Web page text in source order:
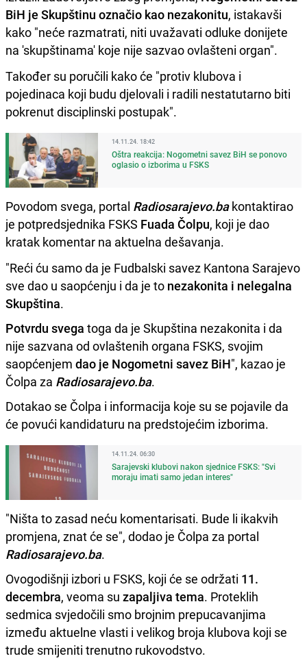
BiH je Skupštinu označio kao nezakonitu, istakavši
kako "neće razmatrati, niti uvažavati odluke donijete
na 'skupštinama' koje nije sazvao ovlašteni organ".
Također su poručili kako će "protiv klubova i
pojedinaca koji budu djelovali i radili nestatutarno biti
pokrenut disciplinski postupak".
14.11.24. 18:42
Oštra reakcija: Nogometni savez BiH se ponovo
oglasio o izborima u FSKS
Povodom svega, portal Radiosarajevo.bakontaktirao
je potpredsjednika FSKS Fuada Čolpu, koji je dao
kratak komentar na aktuelna dešavanja.
"Reći ću samo da je Fudbalski savez Kantona Sarajevo
sve dao u saopćenju i da je to nezakonita i nelegalna
Skupština.
Potvrdu svega toga da je Skupština nezakonita i da
nije sazvana od ovlaštenih organa FSKS, svojim
saopćenjem dao je Nogometni savez BiH", kazao je
Čolpa za Radiosarajevo.ba.
Dotakao se Čolpa i informacija koje su se pojavile da
će povući kandidaturu na predstojećim izborima.
14.11.24. 06:30
Sarajevski klubovi nakon sjednice FSKS: "Svi
moraju imati samo jedan interes"
"Ništa to zasad neću komentarisati. Bude li ikakvih
promjena, znat će se", dodao je Čolpa za portal
Radiosarajevo.ba.
Ovogodišnji izbori u FSKS, koji će se održati 11.
decembra, veoma su zapaljiva tema. Proteklih
sedmica svjedočili smo brojnim prepucavanjima
između aktuelne vlasti i velikog broja klubova koji se
trude smijeniti trenutno rukovodstvo.